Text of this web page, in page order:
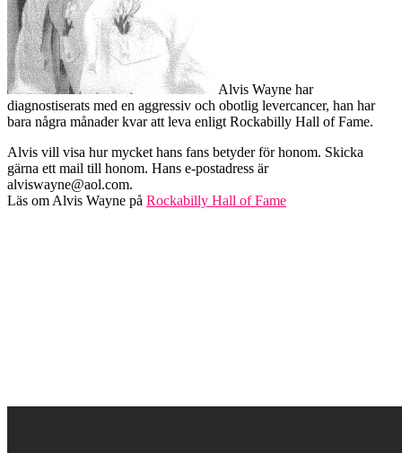
Alvis Wayne har
diagnostiserats med en aggressiv och obotlig levercancer, han har
bara några månader kvar att leva enligt Rockabilly Hall of Fame.
Alvis vill visa hur mycket hans fans betyder för honom. Skicka
gärna ett mail till honom. Hans e-postadress är
alviswayne@aol.com.
Läs om Alvis Wayne på Rockabilly Hall of Fame